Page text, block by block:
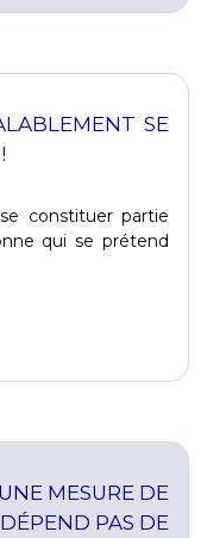
SE
constituer partie
qui se prétend
MESURE DE
PAS DE